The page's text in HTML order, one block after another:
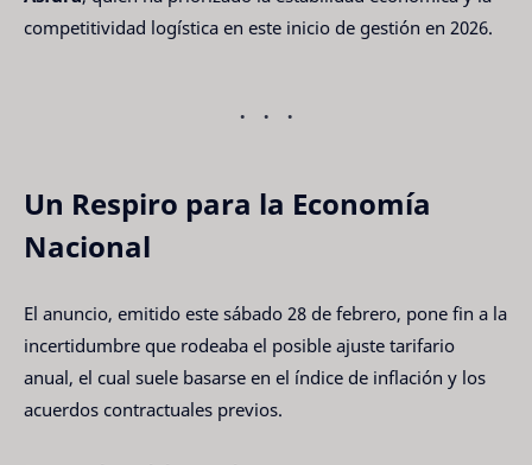
competitividad logística en este inicio de gestión en 2026.
Un Respiro para la Economía
Nacional
El anuncio, emitido este sábado 28 de febrero, pone fin a la
incertidumbre que rodeaba el posible ajuste tarifario
anual, el cual suele basarse en el índice de inflación y los
acuerdos contractuales previos.